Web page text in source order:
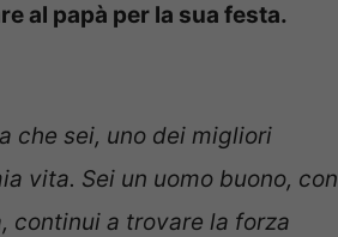
al papà per la sua festa.
che sei, uno dei migliori
vita. Sei un uomo buono, con
continui a trovare la forza